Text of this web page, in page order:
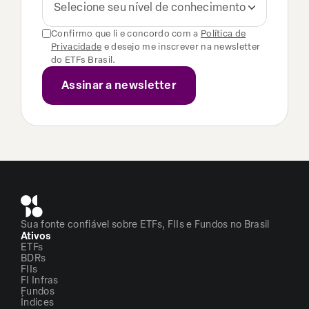
Selecione seu nível de conhecimento
Confirmo que li e concordo com a Política de
Privacidade e desejo me inscrever na newsletter
do ETFs Brasil.
Sua fonte confiável sobre ETFs, FIIs e Fundos no Brasil
Ativos
ETFs
BDRs
FIIs
FI Infras
Fundos
Índices